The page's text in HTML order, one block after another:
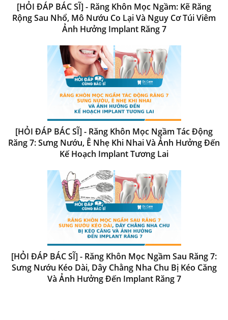
[HỎI ĐÁP BÁC SĨ] - Răng Khôn Mọc Ngầm: Kẽ Răng
Rộng Sau Nhổ, Mô Nướu Co Lại Và Nguy Cơ Túi Viêm
Ảnh Hưởng Implant Răng 7
[HỎI ĐÁP BÁC SĨ] - Răng Khôn Mọc Ngầm Tác Động
Răng 7: Sưng Nướu, Ê Nhẹ Khi Nhai Và Ảnh Hưởng Đến
Kế Hoạch Implant Tương Lai
[HỎI ĐÁP BÁC SĨ] - Răng Khôn Mọc Ngầm Sau Răng 7:
Sưng Nướu Kéo Dài, Dây Chằng Nha Chu Bị Kéo Căng
Và Ảnh Hưởng Đến Implant Răng 7